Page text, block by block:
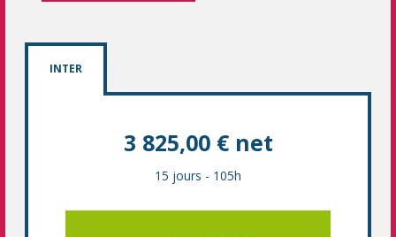
INTER
3 825,00 € net
15 jours - 105h